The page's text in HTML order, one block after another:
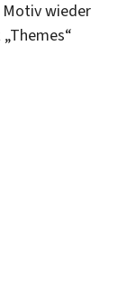
Motiv wieder